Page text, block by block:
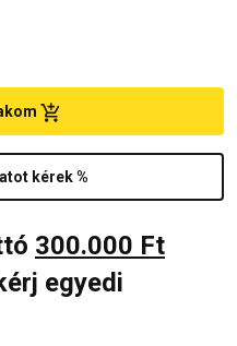
kérek %
300.000 Ft
egyedi